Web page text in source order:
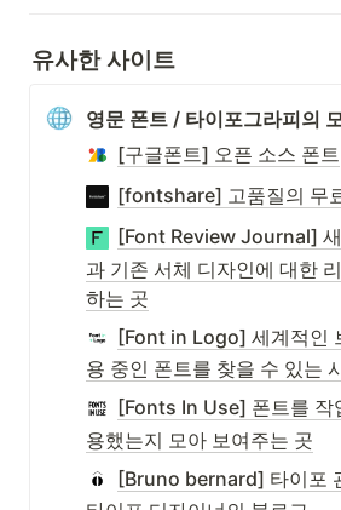
유사한 사이트
영문 폰트 / 타이포그라피의
[구글폰트] 오픈 소스 폰트
[fontshare] 고품질의 무
[Font Review Journal]
과 기존 서체 디자인에 대한
하는 곳
[Font in Logo] 세계적인
용 중인 폰트를 찾을 수 있는
[Fonts In Use] 폰트를 작
용했는지 모아 보여주는 곳
[Bruno bernard] 타이포